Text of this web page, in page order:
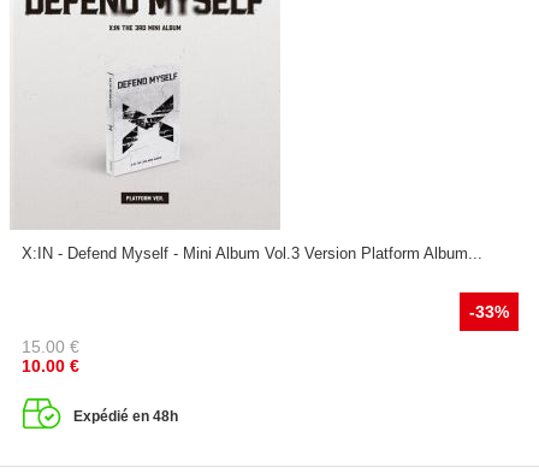
X:IN - Defend Myself - Mini Album Vol.3 Version Platform Album...
-33%
15.00 €
10.00 €
Expédié en 48h